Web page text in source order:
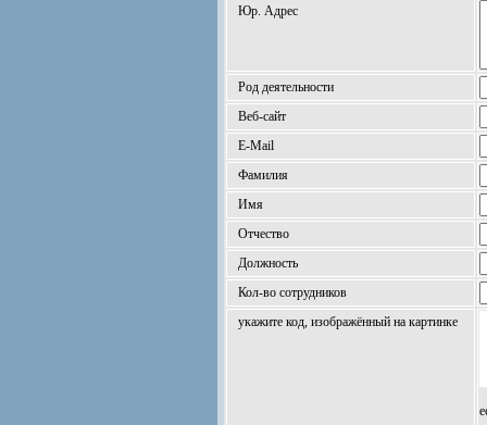
Юр. Адрес
Род деятельности
Веб-сайт
E-Mail
Фамилия
Имя
Отчество
Должность
Кол-во сотрудников
укажите код, изображённый на картинке